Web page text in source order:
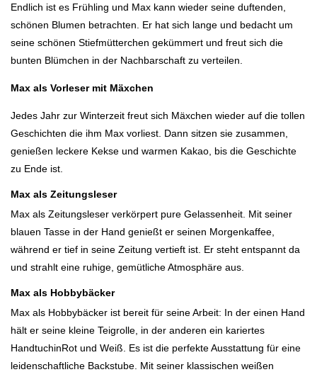
Endlich ist es Frühling und Max kann wieder seine duftenden,
schönen Blumen betrachten. Er hat sich lange und bedacht um
seine schönen Stiefmütterchen gekümmert und freut sich die
bunten Blümchen in der Nachbarschaft zu verteilen.
Max als Vorleser mit Mäxchen
Jedes Jahr zur Winterzeit freut sich Mäxchen wieder auf die tollen
Geschichten die ihm Max vorliest. Dann sitzen sie zusammen,
genießen leckere Kekse und warmen Kakao, bis die Geschichte
zu Ende ist.
Max als Zeitungsleser
Max als Zeitungsleser verkörpert pure Gelassenheit. Mit seiner
blauen Tasse in der Hand genießt er seinen Morgenkaffee,
während er tief in seine Zeitung vertieft ist. Er steht entspannt da
und strahlt eine ruhige, gemütliche Atmosphäre aus.
Max als Hobbybäcker
Max als Hobbybäcker ist bereit für seine Arbeit: In der einen Hand
hält er seine kleine Teigrolle , in der anderen ein kariertes
HandtuchinRot und Weiß . Es ist die perfekte Ausstattung für eine
leidenschaftliche Backstube. Mit seiner klassischen weißen